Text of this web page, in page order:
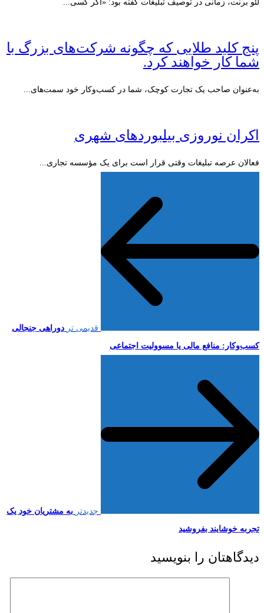
لئو برنت، زمانی در توصیف تبلیغات گفته بود: «اگر کسی...
پنج کلید طلایی که چگونه شرکت‌های بزرگ با
شما کار خواهند کرد.
به‌عنوان صاحب یک تجارت کوچک، شما در کسب‌وکار خود سمت‌های...
اکران نوروزی بیلبوردهای شهری
فعالان عرصه تبلیغات وقتی قرار است برای یک مؤسسه تجاری...
قدیمی تر دوراهی جنجالی
کسب‌وکار: منافع مالی یا مسوولیت اجتماعی
جدیدتر به مشتریان خود یک
تجربه خوشایند بفروشید
دیدگاهتان را بنویسید